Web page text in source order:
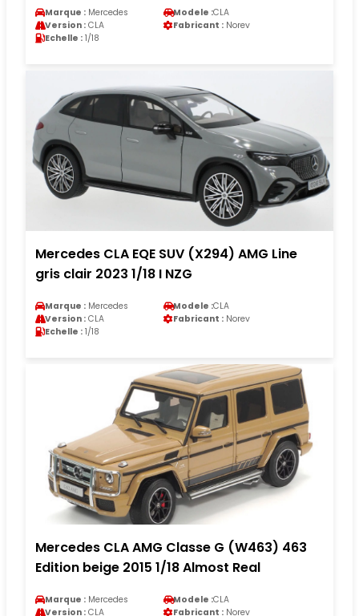
Marque : Mercedes Modele :CLA
Version : CLA Fabricant : Norev
Echelle : 1/18
Mercedes CLA EQE SUV (X294) AMG Line
gris clair 2023 1/18 I NZG
Marque : Mercedes Modele :CLA
Version : CLA Fabricant : Norev
Echelle : 1/18
Mercedes CLA AMG Classe G (W463) 463
Edition beige 2015 1/18 Almost Real
Marque : Mercedes Modele :CLA
Version : CLA Fabricant : Norev